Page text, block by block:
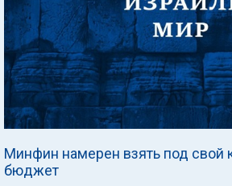
Минфин намерен взять под свой
бюджет